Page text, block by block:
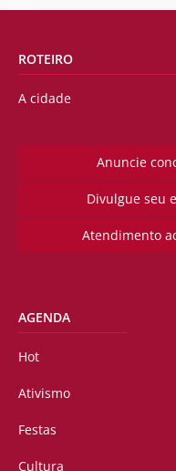
ROTEIRO
A cidade
Anuncie
Divulgue seu
Atendimento
AGENDA
Hot
Ativismo
Festas
Cultura